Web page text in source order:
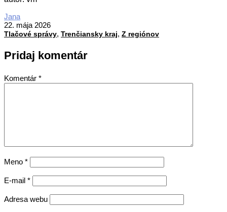
2026-
05-
22
Jana
22. mája 2026
Tlačové správy, Trenčiansky kraj, Z regiónov
Pridaj komentár
Komentár *
Meno *
E-mail *
Adresa webu